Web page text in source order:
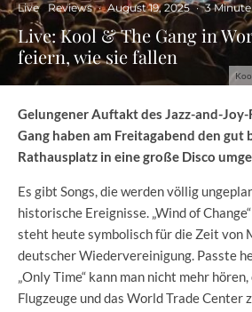
Live Reviews · August 19, 2025 · 3
Live: Kool & The Gang in
feiern, wie sie fallen
Gelungener Auftakt des Jazz-and-
Gang haben am Freitagabend den gut
Rathausplatz in eine große Disco
Es gibt Songs, die werden völlig
historische Ereignisse. „Wind of
steht heute symbolisch für die Zeit von
deutscher Wiedervereinigung. Passte
„Only Time“ kann man nicht mehr
Flugzeuge und das World Trade Center